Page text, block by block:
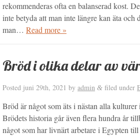
rekommenderas ofta en balanserad kost.
inte betyda att man inte längre kan äta och
man… Read more »
Bröd i olika delar av
Posted juni 29th, 2021 by admin & filed under
Bröd är något som äts i nästan alla kulturer
Brödets historia går även flera hundra år
något som har livnärt arbetare i Egypten